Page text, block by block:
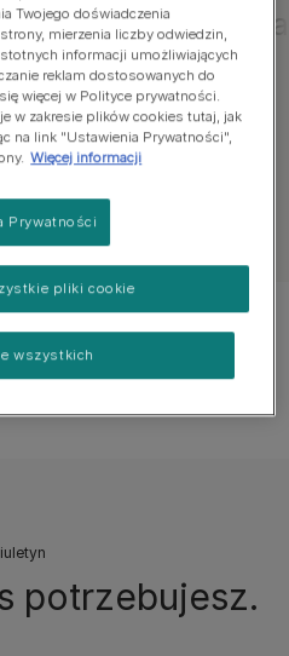
zachowania
zachowania
artykuły o psach
potrzebujesz.
Twojego doświadczenia
mierzenia liczby odwiedzin,
informacji umożliwiających
reklam dostosowanych do
więcej w Polityce prywatności.
w zakresie plików cookies tutaj, jak
na link "Ustawienia Prywatności",
Więcej informacji
Prywatności
wszystkich
pliki cookie